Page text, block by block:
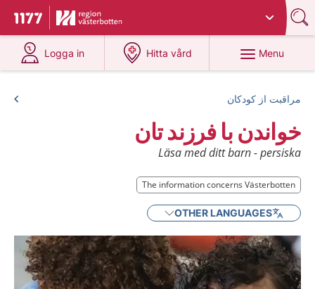
To start page for 1177
Du har valt region
Logga in
at 1177.se
Hitta vård
at 1177.se
Menu
مراقبت از کودکان
خواندن با فرزند تان
Läsa med ditt barn - persiska
The information concerns Västerbotten
OTHER LANGUAGES